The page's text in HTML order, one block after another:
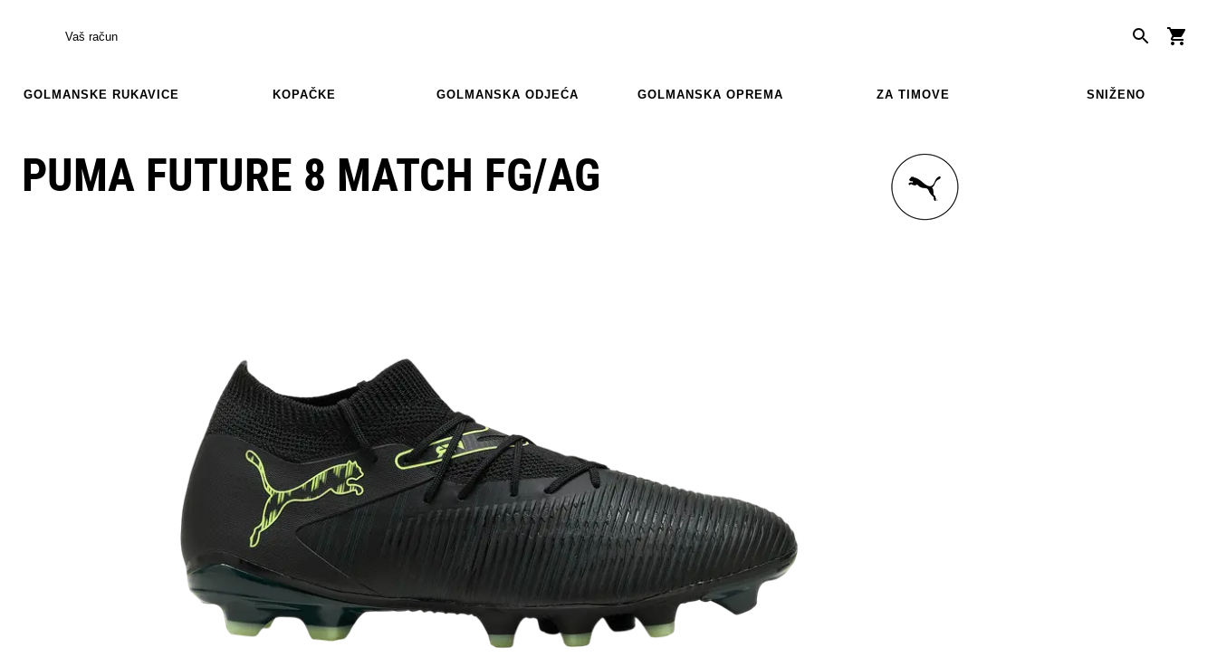
Vaš račun
GOLMANSKE RUKAVICE KOPAČKE GOLMANSKA ODJEĆA GOLMANSKA OPREMA ZA TIMOVE SNIŽENO
PUMA FUTURE 8 MATCH FG/AG